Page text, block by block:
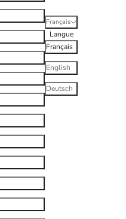
Français
Langue
Français
English
Deutsch